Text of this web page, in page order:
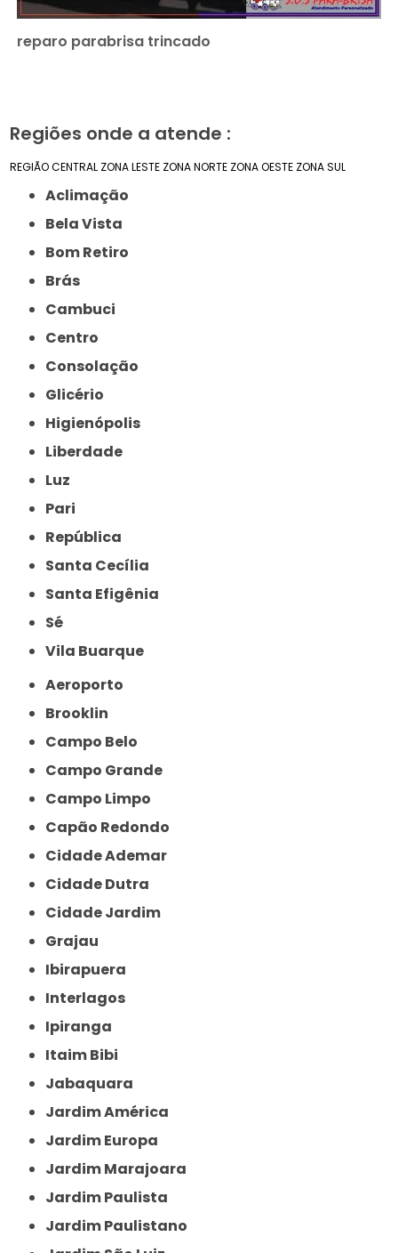
reparo parabrisa trincado
Regiões onde a atende :
REGIÃO CENTRAL ZONA LESTE ZONA NORTE ZONA OESTE ZONA SUL
Aclimação
Bela Vista
Bom Retiro
Brás
Cambuci
Centro
Consolação
Glicério
Higienópolis
Liberdade
Luz
Pari
República
Santa Cecília
Santa Efigênia
Sé
Vila Buarque
Aeroporto
Brooklin
Campo Belo
Campo Grande
Campo Limpo
Capão Redondo
Cidade Ademar
Cidade Dutra
Cidade Jardim
Grajau
Ibirapuera
Interlagos
Ipiranga
Itaim Bibi
Jabaquara
Jardim América
Jardim Europa
Jardim Marajoara
Jardim Paulista
Jardim Paulistano